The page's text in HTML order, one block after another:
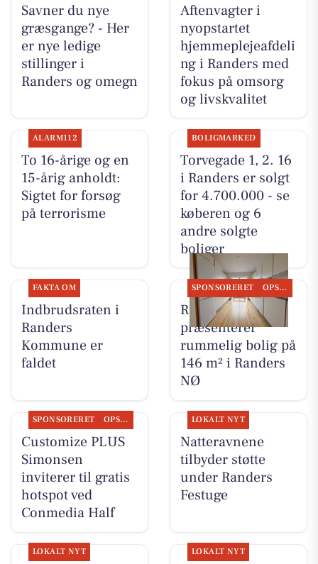
Savner du nye
græsgange? - Her
er nye ledige
stillinger i
Randers og omegn
Aftenvagter i
nyopstartet
hjemmeplejeafdeli
ng i Randers med
fokus på omsorg
og livskvalitet
ALARM112
To 16-årige og en
15-årig anholdt:
Sigtet for forsøg
på terrorisme
BOLIGMARKED
Torvegade 1, 2. 16
i Randers er solgt
for 4.700.000 - se
køberen og 6
andre solgte
boliger
FAKTA OM
Indbrudsraten i
Randers
Kommune er
faldet
SPONSORERET OPSLAGSTAVLEN
RandersBolig
præsenterer
rummelig bolig på
146 m² i Randers
NØ
SPONSORERET OPSLAGSTAVLEN
Customize PLUS
Simonsen
inviterer til gratis
hotspot ved
Conmedia Half
LOKALT NYT
Natteravnene
tilbyder støtte
under Randers
Festuge
LOKALT NYT LOKALT NYT